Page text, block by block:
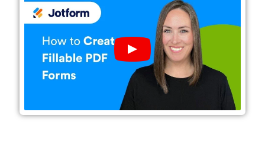
Play YouTube Video